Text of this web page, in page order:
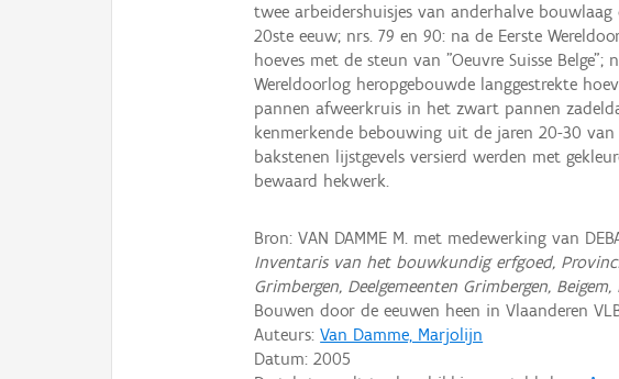
twee arbeidershuisjes van anderhalve
20ste eeuw; nrs. 79 en 90: na de Eerste
hoeves met de steun van "Oeuvre Suisse Belge";
Wereldoorlog heropgebouwde langgestrekte
pannen afweerkruis in het zwart pannen
kenmerkende bebouwing uit de jaren 20-30
bakstenen lijstgevels versierd werden met
bewaard hekwerk.
Bron: VAN DAMME M. met medewerking van
Inventaris van het bouwkundig erfgoed,
Grimbergen, Deelgemeenten Grimbergen,
Bouwen door de eeuwen heen in Vlaanderen
Auteurs:Van Damme, Marjolijn
Datum:2005